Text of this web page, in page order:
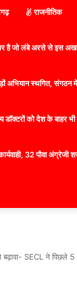
राजनीतिक
है जो लंबे अरसे से इस
अभियान स्थगित,
डॉक्टरों को देश के बाहर
32 पौवा अंग्रेजी
बढ़ावा- SECL ने पिछले 5